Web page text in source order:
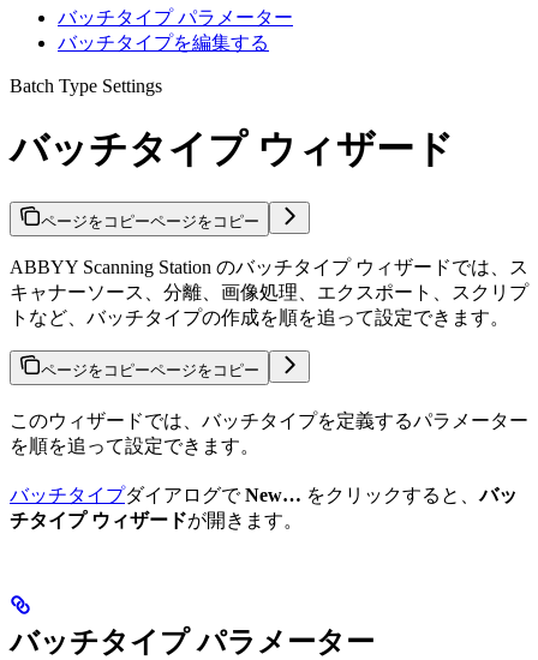
バッチタイプ パラメーター
バッチタイプを編集する
Batch Type Settings
バッチタイプ ウィザード
ページをコピーページをコピー
ABBYY Scanning Station のバッチタイプ ウィザードでは、ス
キャナーソース、分離、画像処理、エクスポート、スクリプ
トなど、バッチタイプの作成を順を追って設定できます。
ページをコピーページをコピー
このウィザードでは、バッチタイプを定義するパラメーター
を順を追って設定できます。
バッチタイプダイアログでNew… をクリックすると、バッ
チタイプ ウィザードが開きます。
バッチタイプ パラメーター